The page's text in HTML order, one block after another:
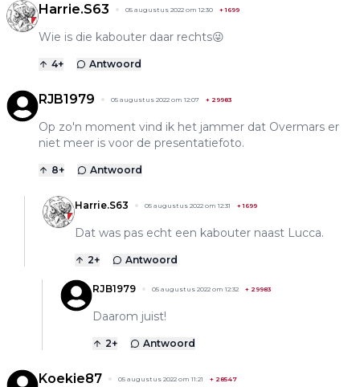
Harrie.S63 05 augustus 2022 om 12:30 +1699
Wie is die kabouter daar rechts😜
4+ Antwoord
RJB1979 05 augustus 2022 om 12:07 + 29983
Op zo'n moment vind ik het jammer dat Overmars er
niet meer is voor de presentatiefoto.
8+ Antwoord
Harrie.S63 05 augustus 2022 om 12:31 +1699
Dat was pas echt een kabouter naast Lucca.
2+ Antwoord
RJB1979 05 augustus 2022 om 12:32 + 29983
Daarom juist!
2+ Antwoord
Koekie87 05 augustus 2022 om 11:21 + 28547